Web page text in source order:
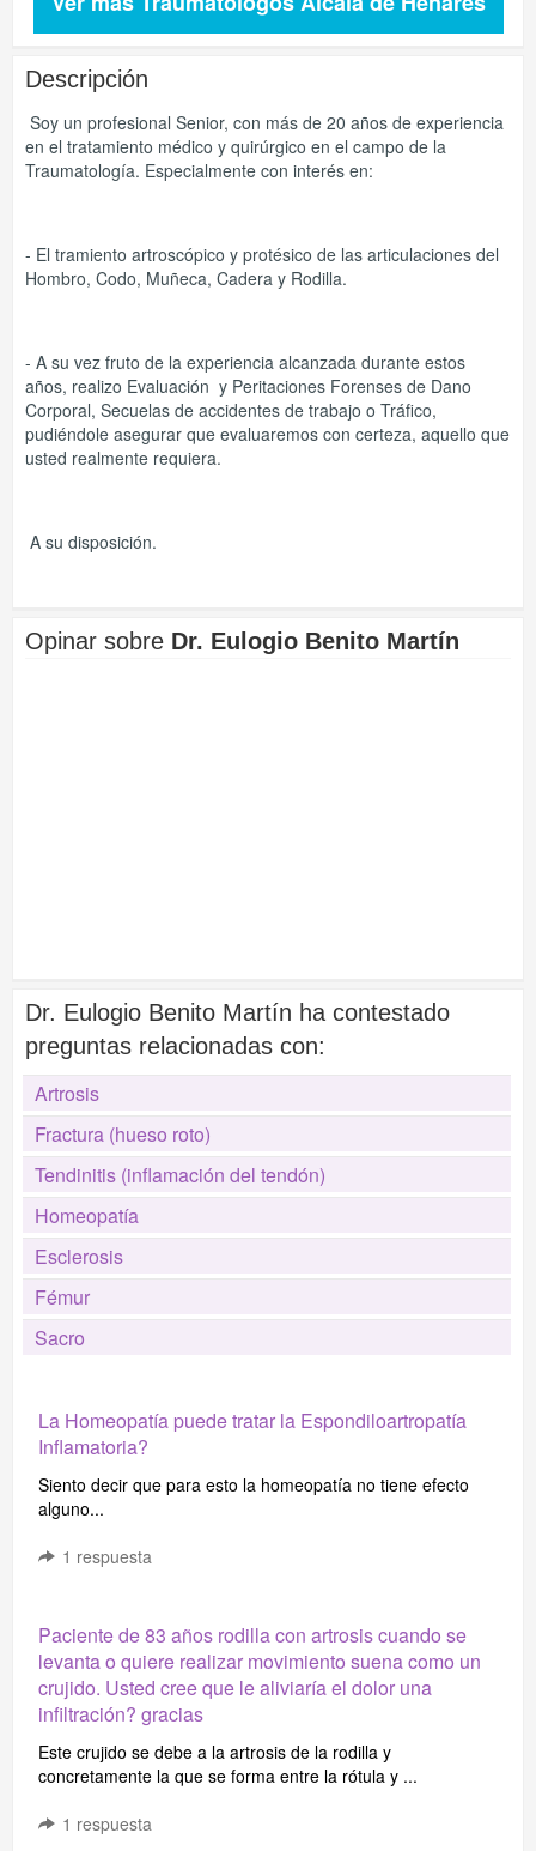
Descripción
Soy un profesional Senior, con más de 20 años de experiencia
en el tratamiento médico y quirúrgico en el campo de la
Traumatología. Especialmente con interés en:
- El tramiento artroscópico y protésico de las articulaciones del
Hombro, Codo, Muñeca, Cadera y Rodilla.
- A su vez fruto de la experiencia alcanzada durante estos
años, realizo Evaluación y Peritaciones Forenses de Dano
Corporal, Secuelas de accidentes de trabajo o Tráfico,
pudiéndole asegurar que evaluaremos con certeza, aquello que
usted realmente requiera.
A su disposición.
Opinar sobre Dr. Eulogio Benito Martín
Dr. Eulogio Benito Martín ha contestado
preguntas relacionadas con:
Artrosis
Fractura (hueso roto)
Tendinitis (inflamación del tendón)
Homeopatía
Esclerosis
Fémur
Sacro
La Homeopatía puede tratar la Espondiloartropatía
Inflamatoria?
Siento decir que para esto la homeopatía no tiene efecto
alguno...
1 respuesta
Paciente de 83 años rodilla con artrosis cuando se
levanta o quiere realizar movimiento suena como un
crujido. Usted cree que le aliviaría el dolor una
infiltración? gracias
Este crujido se debe a la artrosis de la rodilla y
concretamente la que se forma entre la rótula y ...
1 respuesta